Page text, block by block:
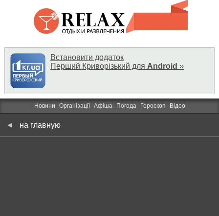
Встановити додаток
Перший Криворізький для Android »
Новини Організації Афіша Погода Гороскоп Відео
на главную